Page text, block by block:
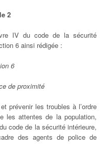
2
IV du code de la sécurité
6 ainsi rédigée :
6
de proximité
prévenir les troubles à l’ordre
les attentes de la population,
code de la sécurité intérieure,
des agents de police de